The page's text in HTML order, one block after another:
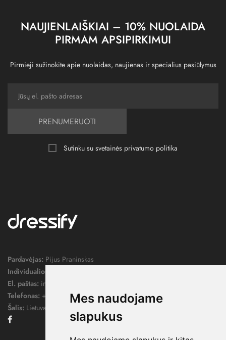
Mes naudojame
slapukus
NAUJIENLAIŠKIAI – 10% NUOLAIDA
PIRMAM APSIPIRKIMUI
Pirmieji sužinokite apie nuolaidas, naujienas ir specialius pasiūlymus
PRENUMERUOTI
Sutinku su svetainės privatumo politika
Pardavėjas: Pijus Praninskas
Individualios veiklos pažymos nr.:
El. paštas: info@dressify.lt
Telefonas: +370 676 78578
Šalis: Lietuva